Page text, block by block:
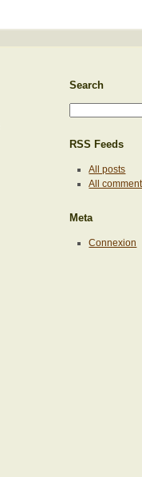
Search
RSS Feeds
All posts
All
Meta
Connexion